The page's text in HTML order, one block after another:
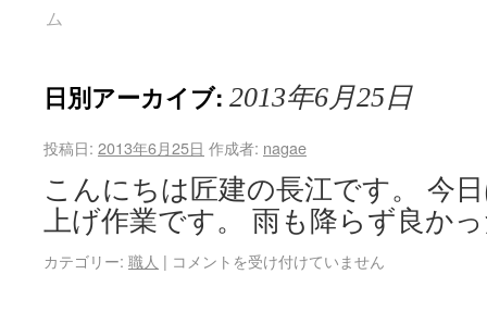
ム
日別アーカイブ: 2013年6月25日
投稿日: 2013年6月25日 作成者: nagae
こんにちは匠建の長江です。 今
上げ作業です。 雨も降らず良か
カテゴリー: 職人 | コメントを受け付けていません